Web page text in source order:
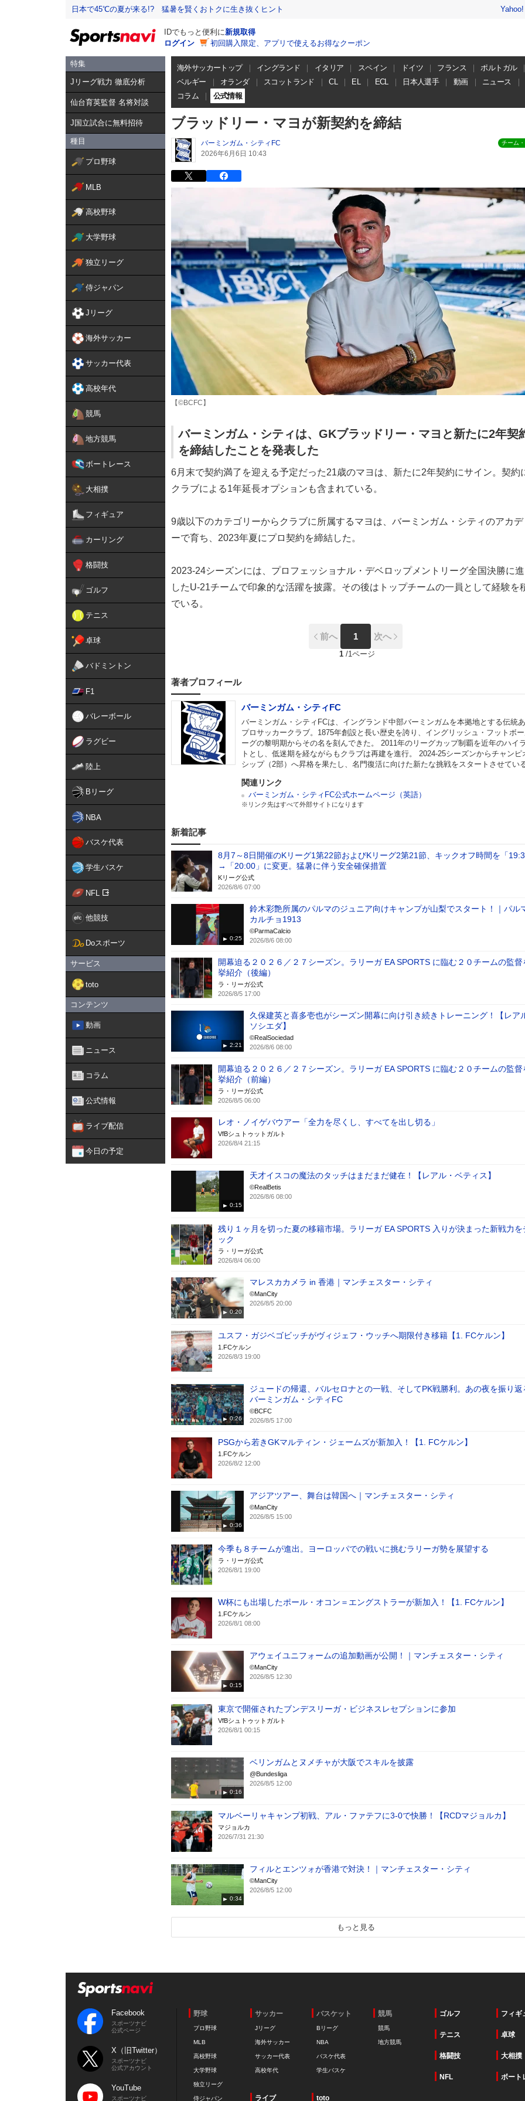
日本で45℃の夏が来る!? 猛暑を賢くおトクに生き抜くヒント
IDでもっと便利に新規取得
ログイン
初回購入限定、アプリで使えるお得なクーポン
特集
Jリーグ戦力 徹底分析
仙台育英監督 名将対談
J国立試合に無料招待
種目
プロ野球
MLB
高校野球
大学野球
独立リーグ
侍ジャパン
Jリーグ
海外サッカー
サッカー代表
高校年代
競馬
地方競馬
ボートレース
大相撲
フィギュア
カーリング
格闘技
ゴルフ
テニス
卓球
バドミントン
F1
バレーボール
ラグビー
陸上
Bリーグ
NBA
バスケ代表
学生バスケ
NFL
他競技
Doスポーツ
サービス
toto
コンテンツ
動画
ニュース
コラム
公式情報
ライブ配信
今日の予定
海外サッカートップ イングランド イタリア スペイン ドイツ フランス
ポルトガル
ベルギー
オランダ スコットランド CL EL ECL 日本人選手 動画
ニュース
コラム
公式情報
ブラッドリー・マヨが新契約を締結
バーミンガム・シティFC
2026年6月6日 10:43
チーム
【©BCFC】
バーミンガム・シティは、GKブラッドリー・マヨと新たに2年契
を締結したことを発表した
6月末で契約満了を迎える予定だった21歳のマヨは、新たに2年契約にサイン。契約
クラブによる1年延長オプションも含まれている。
9歳以下のカテゴリーからクラブに所属するマヨは、バーミンガム・シティのアカデ
ーで育ち、2023年夏にプロ契約を締結した。
2023-24シーズンには、プロフェッショナル・デベロップメントリーグ全国決勝に
したU-21チームで印象的な活躍を披露。その後はトップチームの一員として経験を
でいる。
前へ 1 次へ
1 /1ページ
著者プロフィール
バーミンガム・シティFC
バーミンガム・シティFCは、イングランド中部バーミンガムを本拠地とする伝統
プロサッカークラブ。1875年創設と長い歴史を誇り、イングリッシュ・フットボ
ーグの黎明期からその名を刻んできた。 2011年のリーグカップ制覇を近年のハイ
トとし、低迷期を経ながらもクラブは再建を進行。 2024-25シーズンからチャンピ
シップ（2部）へ昇格を果たし、名門復活に向けた新たな挑戦をスタートさせてい
関連リンク
バーミンガム・シティFC公式ホームページ（英語）
※リンク先はすべて外部サイトになります
新着記事
8月7～8日開催のKリーグ1第22節およびKリーグ2第21節、キックオフ時間を「
→「20:00」に変更。猛暑に伴う安全確保措置
Kリーグ公式
2026/8/6 07:00
0:25
鈴木彩艶所属のパルマのジュニア向けキャンプが山梨でスタート！｜パル
カルチョ1913
©️ParmaCalcio
2026/8/6 08:00
開幕迫る２０２６／２７シーズン。ラリーガ EA SPORTS に臨む２０チームの監督
挙紹介（後編）
ラ・リーガ公式
2026/8/5 17:00
2:21
久保建英と喜多壱也がシーズン開幕に向け引き続きトレーニング！【レア
ソシエダ】
©RealSociedad
2026/8/6 08:00
開幕迫る２０２６／２７シーズン。ラリーガ EA SPORTS に臨む２０チームの監督
挙紹介（前編）
ラ・リーガ公式
2026/8/5 06:00
レオ・ノイゲバウアー「全力を尽くし、すべてを出し切る」
VfBシュトゥットガルト
2026/8/4 21:15
0:15
天才イスコの魔法のタッチはまだまだ健在！【レアル・ベティス】
©RealBetis
2026/8/6 08:00
残り１ヶ月を切った夏の移籍市場。ラリーガ EA SPORTS 入りが決まった新戦力を
ック
ラ・リーガ公式
2026/8/4 06:00
0:20
マレスカカメラ in 香港｜マンチェスター・シティ
©ManCity
2026/8/5 20:00
ユスフ・ガジベゴビッチがヴィジェフ・ウッチへ期限付き移籍【1. FCケルン】
1.FCケルン
2026/8/3 19:00
0:26
ジュードの帰還、バルセロナとの一戦、そしてPK戦勝利。あの夜を振り返
バーミンガム・シティFC
©BCFC
2026/8/5 17:00
PSGから若きGKマルティン・ジェームズが新加入！【1. FCケルン】
1.FCケルン
2026/8/2 12:00
0:36
アジアツアー、舞台は韓国へ｜マンチェスター・シティ
©ManCity
2026/8/5 15:00
今季も８チームが進出。ヨーロッパでの戦いに挑むラリーガ勢を展望する
ラ・リーガ公式
2026/8/1 19:00
W杯にも出場したポール・オコン＝エングストラーが新加入！【1. FCケルン】
1.FCケルン
2026/8/1 08:00
0:15
アウェイユニフォームの追加動画が公開！｜マンチェスター・シティ
©ManCity
2026/8/5 12:30
東京で開催されたブンデスリーガ・ビジネスレセプションに参加
VfBシュトゥットガルト
2026/8/1 00:15
0:16
ベリンガムとヌメチャが大阪でスキルを披露
@Bundesliga
2026/8/5 12:00
マルベーリャキャンプ初戦、アル・ファテフに3-0で快勝！【RCDマジョルカ】
マジョルカ
2026/7/31 21:30
0:34
フィルとエンツォが香港で対決！｜マンチェスター・シティ
©ManCity
2026/8/5 12:00
もっと見る
Facebook
スポーツナビ
公式ページ
X（旧Twitter）
スポーツナビ
公式アカウント
YouTube
スポーツナビ
野球
プロ野球
MLB
高校野球
大学野球
独立リーグ
侍ジャパン
サッカー
Jリーグ
海外サッカー
サッカー代表
高校年代
バスケット
Bリーグ
NBA
バスケ代表
学生バスケ
競馬
競馬
地方競馬
ゴルフ フィギ
テニス 卓球
格闘技 大相撲
NFL ボート
ライブ toto